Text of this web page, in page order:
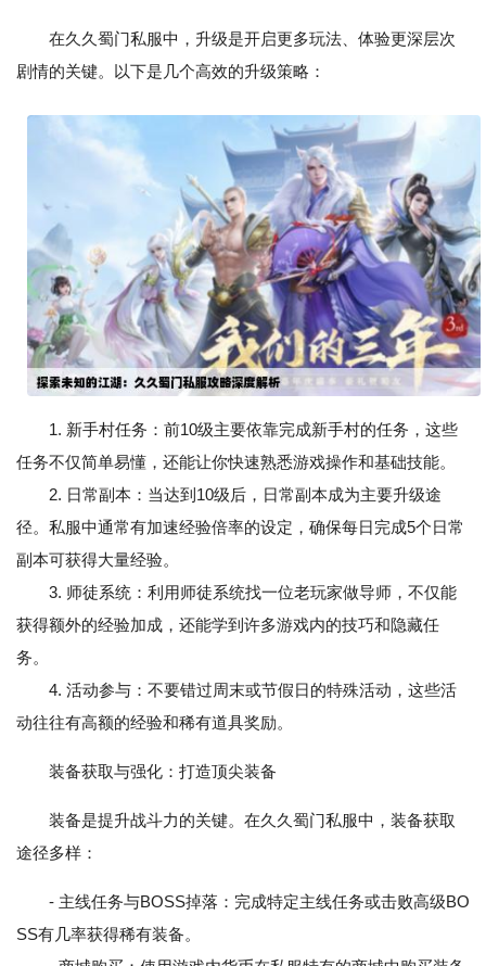
在久久蜀门私服中，升级是开启更多玩法、体验更深层次
剧情的关键。以下是几个高效的升级策略：
1. 新手村任务：前10级主要依靠完成新手村的任务，这些
任务不仅简单易懂，还能让你快速熟悉游戏操作和基础技能。
2. 日常副本：当达到10级后，日常副本成为主要升级途
径。私服中通常有加速经验倍率的设定，确保每日完成5个日常
副本可获得大量经验。
3. 师徒系统：利用师徒系统找一位老玩家做导师，不仅能
获得额外的经验加成，还能学到许多游戏内的技巧和隐藏任
务。
4. 活动参与：不要错过周末或节假日的特殊活动，这些活
动往往有高额的经验和稀有道具奖励。
装备获取与强化：打造顶尖装备
装备是提升战斗力的关键。在久久蜀门私服中，装备获取
途径多样：
- 主线任务与BOSS掉落：完成特定主线任务或击败高级BO
SS有几率获得稀有装备。